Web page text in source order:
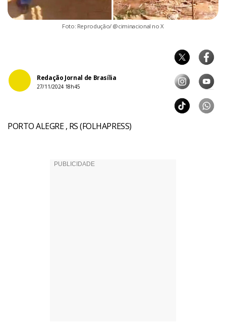
Foto: Reprodução/ @ciminacional no X
Redação Jornal de Brasília
27/11/2024 18h45
PORTO ALEGRE , RS (FOLHAPRESS)